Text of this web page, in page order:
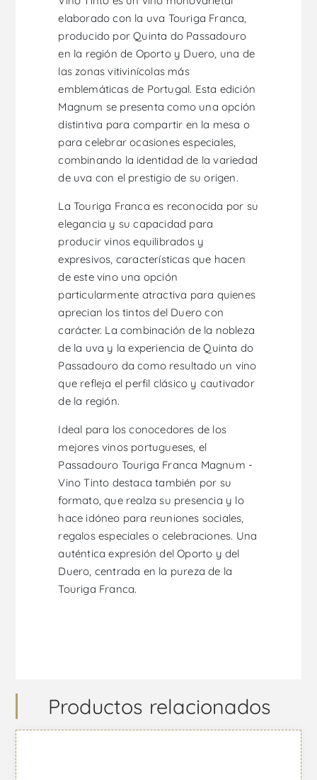
elaborado con la uva Touriga Franca,
producido por Quinta do Passadouro
en la región de Oporto y Duero, una de
las zonas vitivinícolas más
emblemáticas de Portugal. Esta edición
Magnum se presenta como una opción
distintiva para compartir en la mesa o
para celebrar ocasiones especiales,
combinando la identidad de la variedad
de uva con el prestigio de su origen.
La Touriga Franca es reconocida por su
elegancia y su capacidad para
producir vinos equilibrados y
expresivos, características que hacen
de este vino una opción
particularmente atractiva para quienes
aprecian los tintos del Duero con
carácter. La combinación de la nobleza
de la uva y la experiencia de Quinta do
Passadouro da como resultado un vino
que refleja el perfil clásico y cautivador
de la región.
Ideal para los conocedores de los
mejores vinos portugueses, el
Passadouro Touriga Franca Magnum -
Vino Tinto destaca también por su
formato, que realza su presencia y lo
hace idóneo para reuniones sociales,
regalos especiales o celebraciones. Una
auténtica expresión del Oporto y del
Duero, centrada en la pureza de la
Touriga Franca.
Productos relacionados